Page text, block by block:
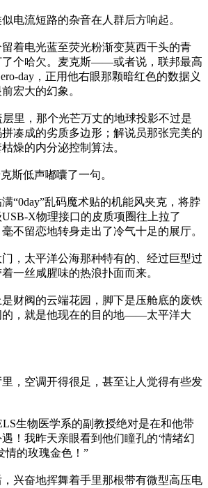
电流短路的杂音在人群后方响起。
着电光蓝至荧光粉渐变莫西干头的青
了个哈欠。麦克斯——或者说，联邦最高
day，正用他右眼那颗暗红色的数据义
宏大的幻象。
里，那个光芒万丈的地球投影不过是
凑成的劣质多边形；解说员那张完美的
燥的内分泌控制算法。
斯低声嘟囔了一句。
“0day”乱码魔术贴的机能风夹克，将脖
X物理接口的皮质项圈往上拉了
不留恋地转身走出了冷气十足的展厅。
，太平洋公海那种特有的、经过巨型过
一丝咸腥味的热浪扑面而来。
财阀的云端花园，脚下是压舱底的废铁
的，就是他现在的目的地——太平洋大
，空调开得很足，甚至让人觉得有些发
生物医学系的副教授绝对是在和他带
！我昨天亲眼看到他们瞳孔的‘情绪幻
情的玫瑰金色！”
兴奋地挥舞着手里那根带有微型高压电